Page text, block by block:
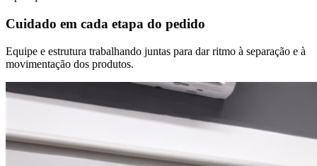
Cuidado em cada etapa do pedido
Equipe e estrutura trabalhando juntas para dar ritmo à separação e à
movimentação dos produtos.